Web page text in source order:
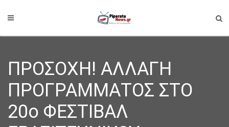
ΠΡΟΣΟΧΗ! ΑΛΛΑΓΗ
ΠΡΟΓΡΑΜΜΑΤΟΣ ΣΤΟ
20ο ΦΕΣΤΙΒΑΛ